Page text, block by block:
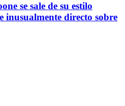
se sale de su estilo
inusualmente directo sobre